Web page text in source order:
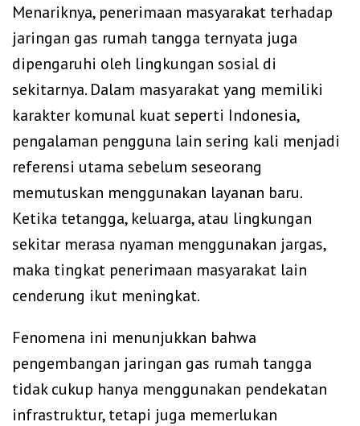
Menariknya, penerimaan masyarakat terhadap
jaringan gas rumah tangga ternyata juga
dipengaruhi oleh lingkungan sosial di
sekitarnya. Dalam masyarakat yang memiliki
karakter komunal kuat seperti Indonesia,
pengalaman pengguna lain sering kali menjadi
referensi utama sebelum seseorang
memutuskan menggunakan layanan baru.
Ketika tetangga, keluarga, atau lingkungan
sekitar merasa nyaman menggunakan jargas,
maka tingkat penerimaan masyarakat lain
cenderung ikut meningkat.
Fenomena ini menunjukkan bahwa
pengembangan jaringan gas rumah tangga
tidak cukup hanya menggunakan pendekatan
infrastruktur, tetapi juga memerlukan